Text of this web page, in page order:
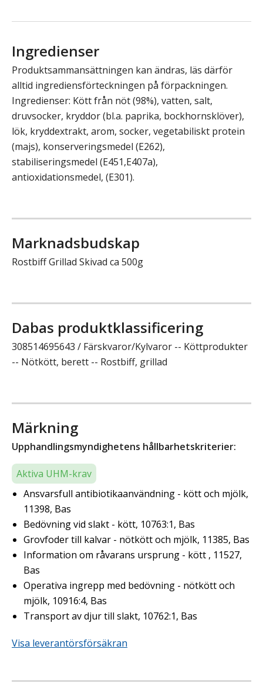
Ingredienser
Produktsammansättningen kan ändras, läs därför
alltid ingrediensförteckningen på förpackningen.
Ingredienser: Kött från nöt (98%), vatten, salt,
druvsocker, kryddor (bl.a. paprika, bockhornsklöver),
lök, kryddextrakt, arom, socker, vegetabiliskt protein
(majs), konserveringsmedel (E262),
stabiliseringsmedel (E451,E407a),
antioxidationsmedel, (E301).
Marknadsbudskap
Rostbiff Grillad Skivad ca 500g
Dabas produktklassificering
308514695643 / Färskvaror/Kylvaror -- Köttprodukter
-- Nötkött, berett -- Rostbiff, grillad
Märkning
Upphandlingsmyndighetens hållbarhetskriterier:
Aktiva UHM-krav
Ansvarsfull antibiotikaanvändning - kött och mjölk,
11398, Bas
Bedövning vid slakt - kött, 10763:1, Bas
Grovfoder till kalvar - nötkött och mjölk, 11385, Bas
Information om råvarans ursprung - kött , 11527,
Bas
Operativa ingrepp med bedövning - nötkött och
mjölk, 10916:4, Bas
Transport av djur till slakt, 10762:1, Bas
Visa leverantörsförsäkran